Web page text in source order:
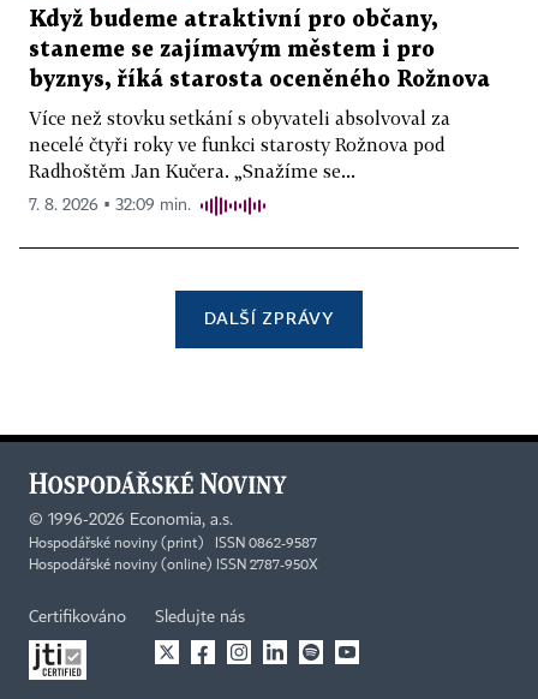
Když budeme atraktivní pro občany,
staneme se zajímavým městem i pro
byznys, říká starosta oceněného Rožnova
Více než stovku setkání s obyvateli absolvoval za
necelé čtyři roky ve funkci starosty Rožnova pod
Radhoštěm Jan Kučera. „Snažíme se...
7. 8. 2026 ▪ 32:09 min.
DALŠÍ ZPRÁVY
© 1996-2026 Economia, a.s.
Hospodářské noviny (print) ISSN 0862-9587
Hospodářské noviny (online) ISSN 2787-950X
Certifikováno Sledujte nás